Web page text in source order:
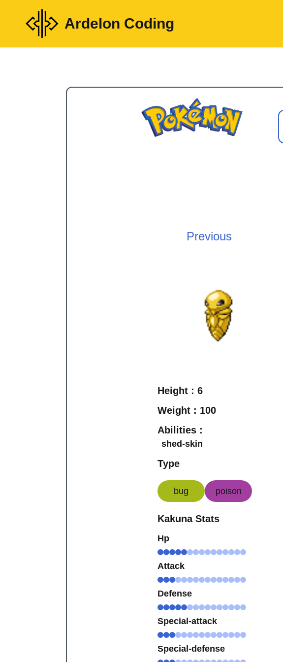
Ardelon Coding
Previous
Height :6
Weight : 100
Abilities :
shed-skin
Type
bug poison
Kakuna Stats
Hp
Attack
Defense
Special-attack
Special-defense